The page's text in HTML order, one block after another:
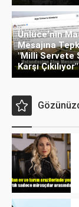
Ünlüce’nin
Mesajına
"Milli Servete
Karşı Çıkılıyor"